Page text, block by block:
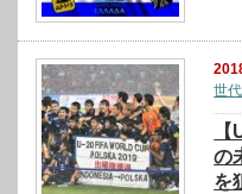
世
の
を